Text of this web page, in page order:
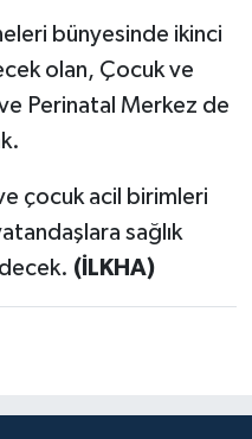
bünyesinde ikinci
olan, Çocuk ve
Perinatal Merkez de
çocuk acil birimleri
sağlık
(İLKHA)